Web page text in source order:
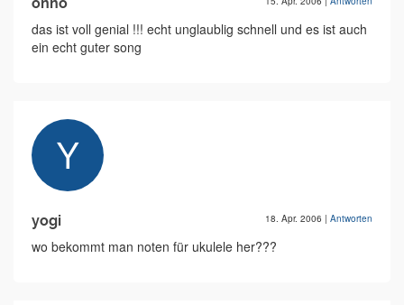
das ist voll genial !!! echt unglaublig schnell und es ist auch
ein echt guter song
yogi 18. Apr. 2006 | Antworten
wo bekommt man noten für ukulele her???